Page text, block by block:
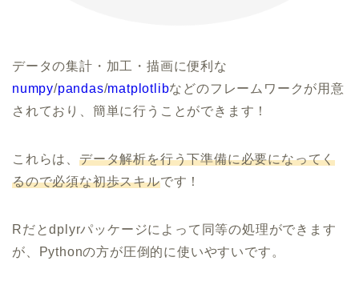
データの集計・加工・描画に便利な
numpy/pandas/matplotlibなどのフレームワークが用意
されており、簡単に行うことができます！
これらは、 データ解析を行う下準備に必要になってく
るので必須な初歩スキルです！
Rだとdplyrパッケージによって同等の処理ができます
が、Pythonの方が圧倒的に使いやすいです。